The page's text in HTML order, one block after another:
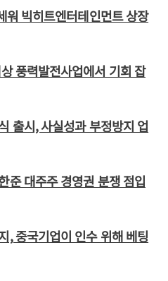
워 빅히트엔터테인먼트 상장
풍력발전사업에서 기회 잡
출시, 사실성과 부정방지 업
준 대주주 경영권 분쟁 점입
중국기업이 인수 위해 베팅